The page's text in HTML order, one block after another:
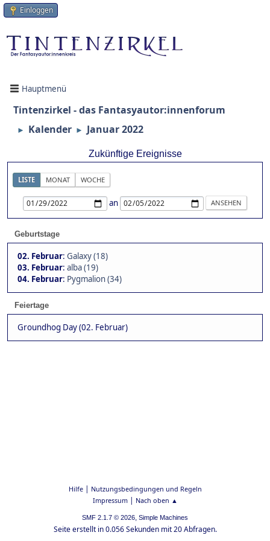
Einloggen
Hauptmenü
Tintenzirkel - das Fantasyautor:innenforum
► Kalender ► Januar 2022
Zukünftige Ereignisse
LISTE MONAT WOCHE
an
Geburtstage
02. Februar: Galaxy (18)
03. Februar: alba (19)
04. Februar: Pygmalion (34)
Feiertage
Groundhog Day (02. Februar)
Hilfe| Nutzungsbedingungen und Regeln
Impressum| Nach oben ▲
SMF 2.1.7 © 2026, Simple Machines
Seite erstellt in 0.056 Sekunden mit 20 Abfragen.